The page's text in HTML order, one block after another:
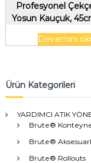
Profesyonel
Yosun Kauçuk,
Siyah
Devamını
Ürün Kategorileri
YARDIMCI ATIK
Brute®
Brute®
Brute® Rollouts